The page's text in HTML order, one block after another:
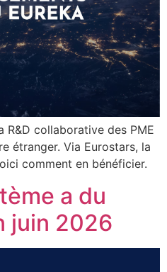
R&D collaborative des PME
étranger. Via Eurostars, la
comment en bénéficier.
a du
juin 2026​